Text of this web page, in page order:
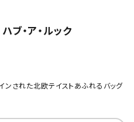
ブ・ア・ルック
された北欧テイストあふれるバッグ